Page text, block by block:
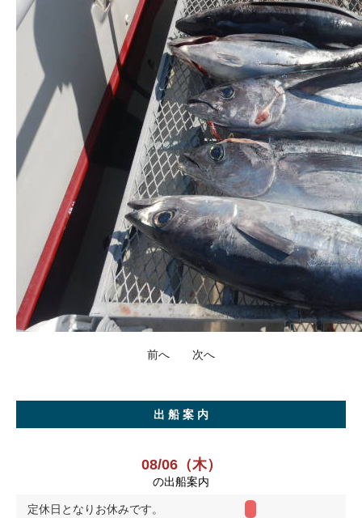
前へ 次へ
出 船 案 内
08/06（木）
の出船案内
定休日となりお休みです。